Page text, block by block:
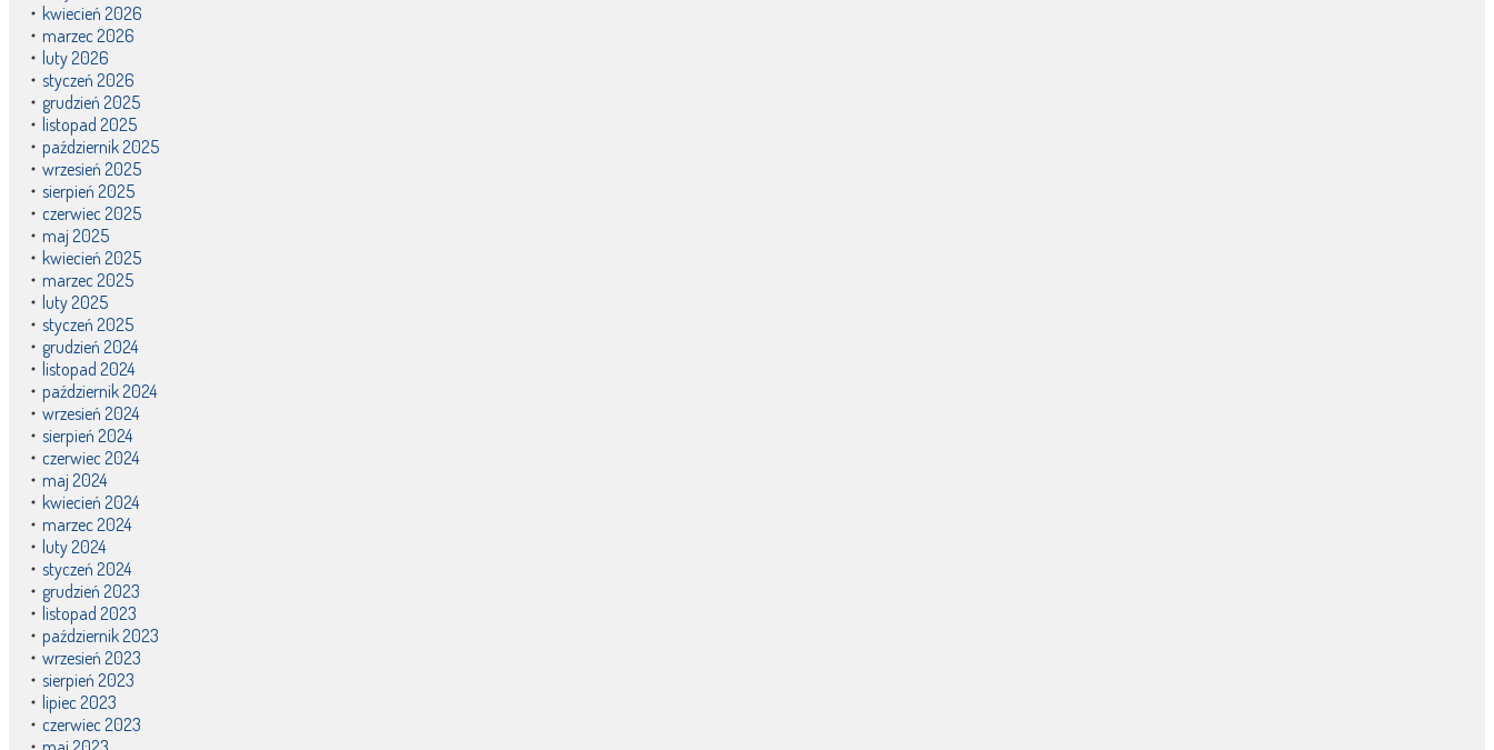
kwiecień 2026
marzec 2026
luty 2026
styczeń 2026
grudzień 2025
listopad 2025
październik 2025
wrzesień 2025
sierpień 2025
czerwiec 2025
maj 2025
kwiecień 2025
marzec 2025
luty 2025
styczeń 2025
grudzień 2024
listopad 2024
październik 2024
wrzesień 2024
sierpień 2024
czerwiec 2024
maj 2024
kwiecień 2024
marzec 2024
luty 2024
styczeń 2024
grudzień 2023
listopad 2023
październik 2023
wrzesień 2023
sierpień 2023
lipiec 2023
czerwiec 2023